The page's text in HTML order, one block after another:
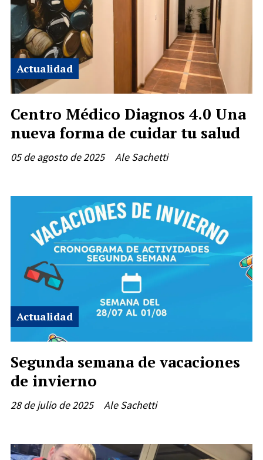
Centro Médico Diagnos 4.0 Una
nueva forma de cuidar tu salud
Ale Sachetti
Actualidad
05 de agosto de 2025
Segunda semana de vacaciones
de invierno
Ale Sachetti
Actualidad
28 de julio de 2025